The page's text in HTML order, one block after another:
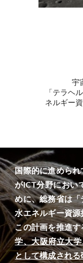
宇
「テラヘ
ネルギー
国際的に進めら
がICT分野におい
めに、総務省は「
水エネルギー資
この計画を推進す
学、大阪府立大
として構成され